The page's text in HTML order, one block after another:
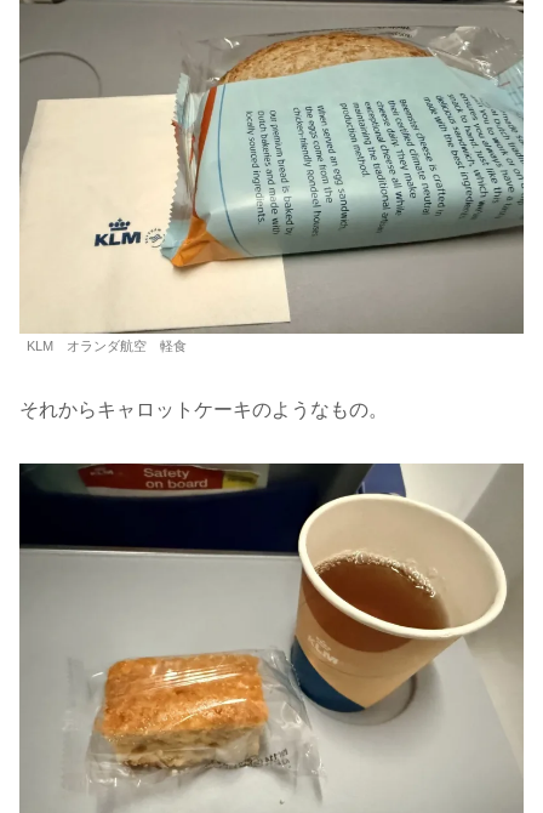
KLM オランダ航空 軽食
それからキャロットケーキのようなもの。